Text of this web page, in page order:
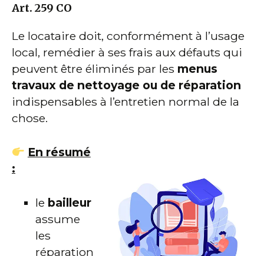
Art. 259 CO
Le locataire doit, conformément à l’usage
local, remédier à ses frais aux défauts qui
peuvent être éliminés par les menus
travaux de nettoyage ou de réparation
indispensables à l’entretien normal de la
chose.
En résumé
:
le bailleur
assume
les
réparation